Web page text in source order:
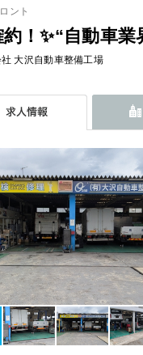
ント
！✨“自動車
大沢自動車整備工場